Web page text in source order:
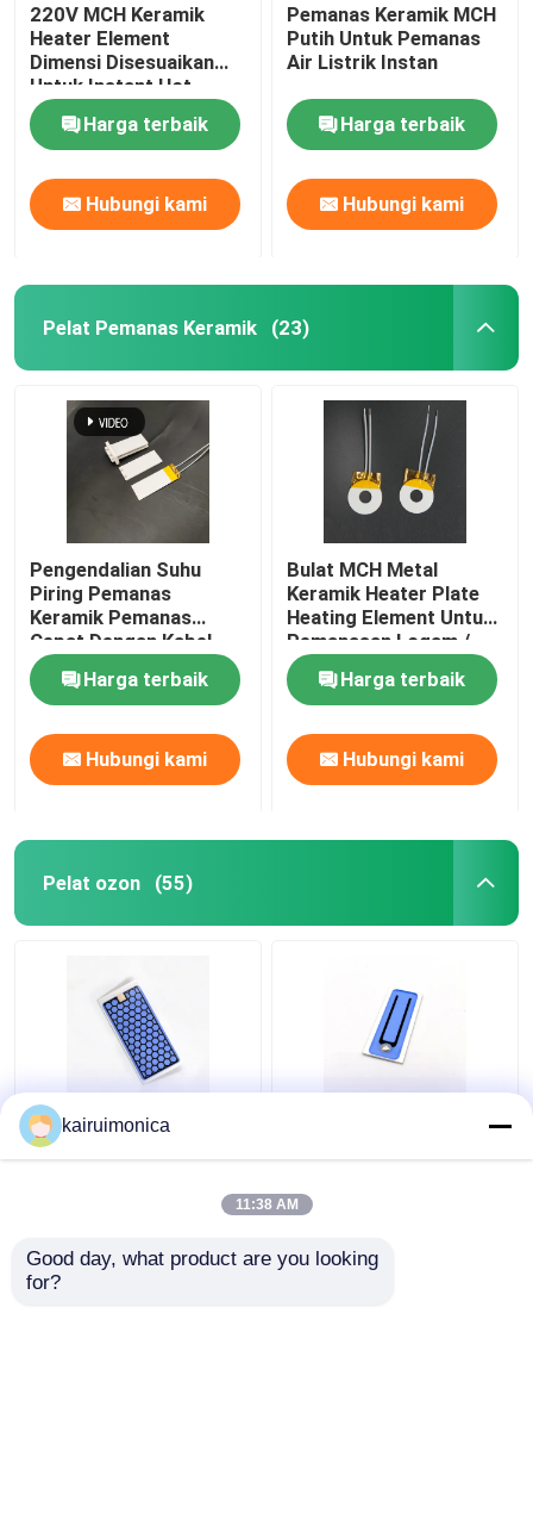
220V MCH Keramik
Heater Element
Dimensi Disesuaikan
Untuk Instant Hot
Water Heater
Harga terbaik
Hubungi kami
Pemanas Keramik MCH
Putih Untuk Pemanas
Air Listrik Instan
Harga terbaik
Hubungi kami
Pelat Pemanas Keramik (23)
Pengendalian Suhu
Piring Pemanas
Keramik Pemanas
Cepat Dengan Kabel
Sensor
Harga terbaik
Hubungi kami
Bulat MCH Metal
Keramik Heater Plate
Heating Element Untuk
Pemanasan Logam /
Cetakan
Harga terbaik
Hubungi kami
Pelat ozon (55)
Kelembaban Proof 5g
Ozone Plate Aluminium
Untuk Ozonator Udara
kairuimonica
11:38 AM
Good day, what product are you looking
for?